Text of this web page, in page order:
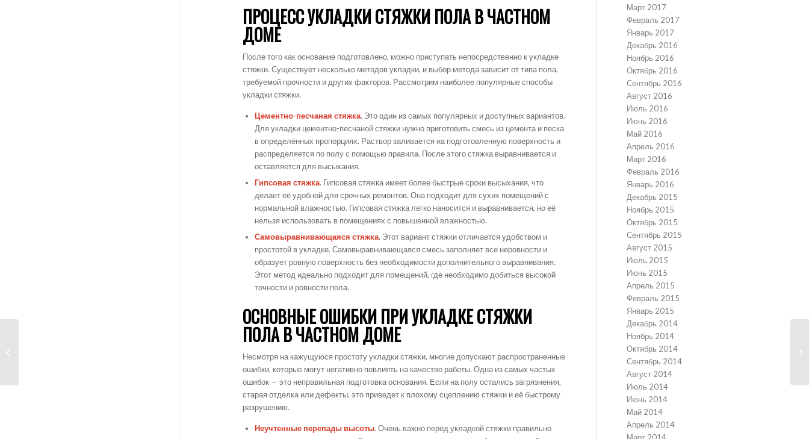
ПРОЦЕСС УКЛАДКИ СТЯЖКИ ПОЛА В ЧАСТНОМ
ДОМЕ
После того как основание подготовлено, можно приступать непосредственно к укладке
стяжки. Существует несколько методов укладки, и выбор метода зависит от типа пола,
требуемой прочности и других факторов. Рассмотрим наиболее популярные способы
укладки стяжки.
Цементно-песчаная стяжка. Это один из самых популярных и доступных вариантов.
Для укладки цементно-песчаной стяжки нужно приготовить смесь из цемента и песка
в определённых пропорциях. Раствор заливается на подготовленную поверхность и
распределяется по полу с помощью правила. После этого стяжка выравнивается и
оставляется для высыхания.
Гипсовая стяжка. Гипсовая стяжка имеет более быстрые сроки высыхания, что
делает её удобной для срочных ремонтов. Она подходит для сухих помещений с
нормальной влажностью. Гипсовая стяжка легко наносится и выравнивается, но её
нельзя использовать в помещениях с повышенной влажностью.
Самовыравнивающаяся стяжка. Этот вариант стяжки отличается удобством и
простотой в укладке. Самовыравнивающаяся смесь заполняет все неровности и
образует ровную поверхность без необходимости дополнительного выравнивания.
Этот метод идеально подходит для помещений, где необходимо добиться высокой
точности и ровности пола.
ОСНОВНЫЕ ОШИБКИ ПРИ УКЛАДКЕ СТЯЖКИ
ПОЛА В ЧАСТНОМ ДОМЕ
Несмотря на кажущуюся простоту укладки стяжки, многие допускают распространенные
ошибки, которые могут негативно повлиять на качество работы. Одна из самых частых
ошибок — это неправильная подготовка основания. Если на полу остались загрязнения,
старая отделка или дефекты, это приведет к плохому сцеплению стяжки и её быстрому
разрушению.
Неучтенные перепады высоты. Очень важно перед укладкой стяжки правильно
Март 2017
Февраль 2017
Январь 2017
Декабрь 2016
Ноябрь 2016
Октябрь 2016
Сентябрь 2016
Август 2016
Июль 2016
Июнь 2016
Май 2016
Апрель 2016
Март 2016
Февраль 2016
Январь 2016
Декабрь 2015
Ноябрь 2015
Октябрь 2015
Сентябрь 2015
Август 2015
Июль 2015
Июнь 2015
Апрель 2015
Февраль 2015
Январь 2015
Декабрь 2014
Ноябрь 2014
Октябрь 2014
Сентябрь 2014
Август 2014
Июль 2014
Июнь 2014
Май 2014
Апрель 2014